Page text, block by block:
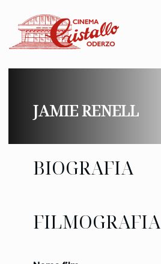
JAMIE RENELL
BIOGRAFIA
FILMOGRAFIA